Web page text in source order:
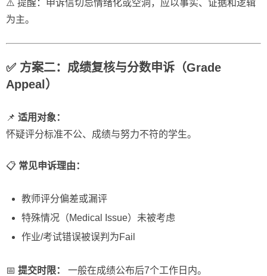
⚠️ 提醒：申诉信切忌情绪化或空洞，应以事实、证据和逻辑
为主。
✅ 方案二：成绩复核与分数申诉（Grade
Appeal）
📌 适用对象：
怀疑评分标准不公、成绩与努力不符的学生。
📋 常见申诉理由：
教师评分偏差或漏评
特殊情况（Medical Issue）未被考虑
作业/考试错误被误判为Fail
📅 提交时限： 一般在成绩公布后7个工作日内。